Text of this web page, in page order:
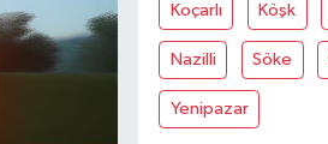
Koçarlı Köşk
Nazilli Söke
Yenipazar